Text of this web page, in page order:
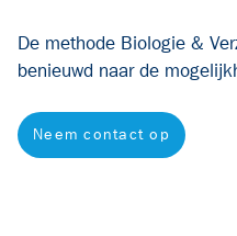
De methode Biologie &
benieuwd naar de
Neem contact op